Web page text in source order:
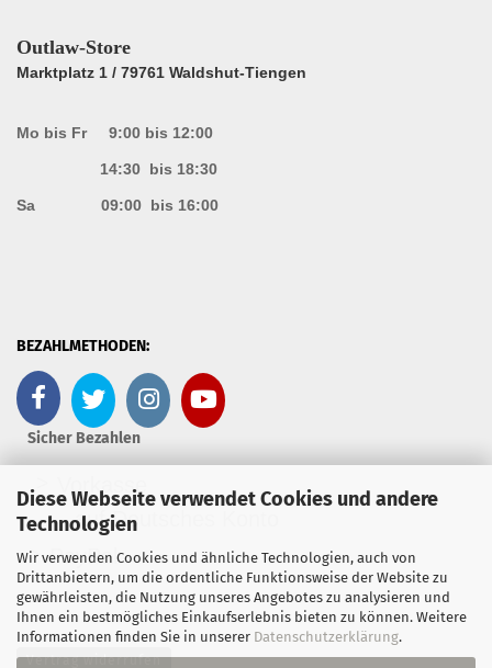
Diese Webseite verwendet Cookies und andere
Technologien
Wir verwenden Cookies und ähnliche Technologien, auch von
Drittanbietern, um die ordentliche Funktionsweise der Website zu
gewährleisten, die Nutzung unseres Angebotes zu analysieren und
Ihnen ein bestmögliches Einkaufserlebnis bieten zu können. Weitere
Informationen finden Sie in unserer Datenschutzerklärung.
Outlaw-Store
Marktplatz 1 / 79761 Waldshut-Tiengen
Mo bis Fr 9:00 bis 12:00
14:30 bis 18:30
Sa 09:00 bis 16:00
BEZAHLMETHODEN:
Sicher Bezahlen
>
Vorkasse
- auf Deutsches Konto
>PayPal
Vertrag widerrufen